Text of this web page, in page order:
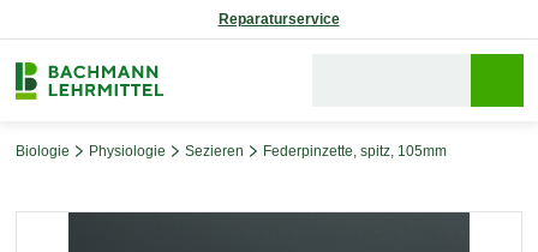
Reparaturservice
Biologie Physiologie Sezieren Federpinzette, spitz, 105mm